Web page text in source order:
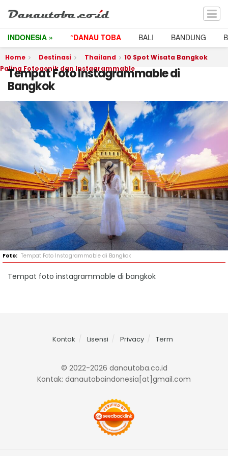
INDONESIA » °DANAU TOBA BALI BANDUNG
Home Destinasi Thailand
10 Spot Wisata Bangkok
Paling Fotogenik dan Instagrammable
Tempat Foto Instagrammable di
Bangkok
Tempat Foto Instagrammable di Bangkok
Tempat foto instagrammable di bangkok
Kontak Lisensi Privacy Term
© 2022-2026 danautoba.co.id
Kontak: danautobaindonesia[at]gmail.com